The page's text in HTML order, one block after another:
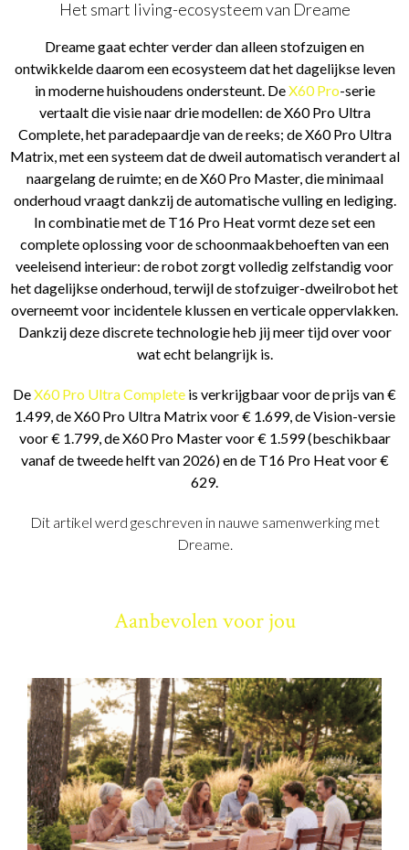
Het smart living-ecosysteem van Dreame
Dreame gaat echter verder dan alleen stofzuigen en
ontwikkelde daarom een ecosysteem dat het dagelijkse leven
in moderne huishoudens ondersteunt. DeX60 Pro-serie
vertaalt die visie naar drie modellen: de X60 Pro Ultra
Complete, het paradepaardje van de reeks; de X60 Pro Ultra
Matrix, met een systeem dat de dweil automatisch verandert al
naargelang de ruimte; en de X60 Pro Master, die minimaal
onderhoud vraagt dankzij de automatische vulling en lediging.
In combinatie met de T16 Pro Heat vormt deze set een
complete oplossing voor de schoonmaakbehoeften van een
veeleisend interieur: de robot zorgt volledig zelfstandig voor
het dagelijkse onderhoud, terwijl de stofzuiger-dweilrobot het
overneemt voor incidentele klussen en verticale oppervlakken.
Dankzij deze discrete technologie heb jij meer tijd over voor
wat echt belangrijk is.
DeX60 Pro Ultra Complete is verkrijgbaar voor de prijs van €
1.499, de X60 Pro Ultra Matrix voor € 1.699, de Vision-versie
voor € 1.799, de X60 Pro Master voor € 1.599 (beschikbaar
vanaf de tweede helft van 2026) en de T16 Pro Heat voor €
629.
Dit artikel werd geschreven in nauwe samenwerking met
Dreame.
Aanbevolen voor jou